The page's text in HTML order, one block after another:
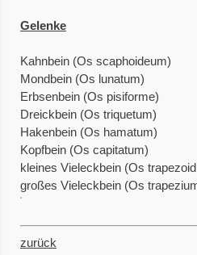
Gelenke
Kahnbein (Os scaphoideum)
Mondbein (Os lunatum)
Erbsenbein (Os pisiforme)
Dreickbein (Os triquetum)
Hakenbein (Os hamatum)
Kopfbein (Os capitatum)
kleines Vieleckbein (Os
großes Vieleckbein (Os
zurück